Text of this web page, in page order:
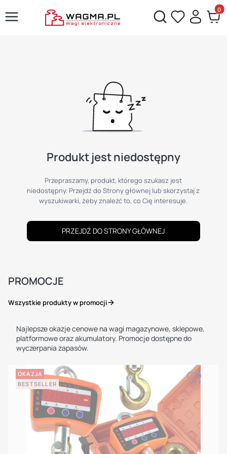
Otwórz wyszukiwarkę
Produkt jest niedostępny
Przepraszamy, produkt, którego szukasz jest
niedostępny. Przejdź do Strony głównej lub skorzystaj z
wyszukiwarki, żeby znaleźć to, co Cię interesuje.
PRZEJDŹ DO STRONY GŁÓWNEJ
PROMOCJE
Wszystkie produkty w promocji
Najlepsze okazje cenowe na wagi magazynowe, sklepowe,
platformowe oraz akumulatory. Promocje dostępne do
wyczerpania zapasów.
OKAZJA
BESTSELLER